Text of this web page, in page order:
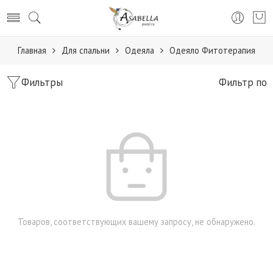
Главная Для спальни Одеяла Одеяло Фитотерапия
Фильтры Фильтр по
Товаров, соответствующих вашему запросу, не обнаружено.